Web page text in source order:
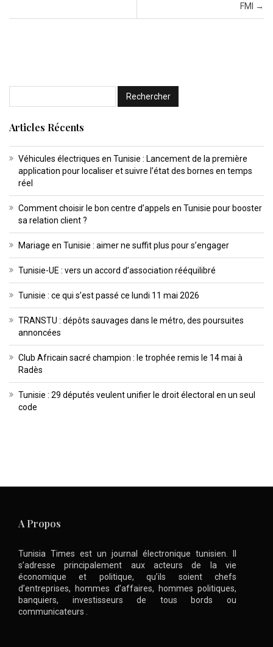
FMI
→
Articles Récents
Véhicules électriques en Tunisie : Lancement de la première
application pour localiser et suivre l’état des bornes en temps
réel
Comment choisir le bon centre d’appels en Tunisie pour booster
sa relation client ?
Mariage en Tunisie : aimer ne suffit plus pour s’engager
Tunisie-UE : vers un accord d’association rééquilibré
Tunisie : ce qui s’est passé ce lundi 11 mai 2026
TRANSTU : dépôts sauvages dans le métro, des poursuites
annoncées
Club Africain sacré champion : le trophée remis le 14 mai à
Radès
Tunisie : 29 députés veulent unifier le droit électoral en un seul
code
A Propos
Tunisia Times est un journal électronique tunisien. Il
s’adresse principalement aux acteurs de la vie
économique et politique, qu’ils soient chefs
d’entreprises, hommes d’affaires, hommes politiques,
banquiers, investisseurs de tous bords ou
communicateurs .